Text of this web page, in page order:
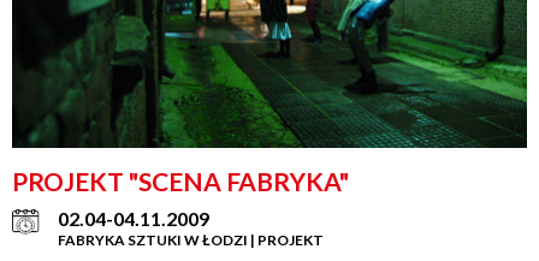
PROJEKT "SCENA FABRYKA"
02.04-04.11.2009
FABRYKA SZTUKI W ŁODZI | PROJEKT